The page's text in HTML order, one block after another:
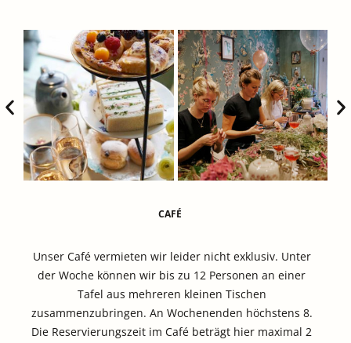
CAFÉ
Unser Café vermieten wir leider nicht exklusiv. Unter
der Woche können wir bis zu 12 Personen an einer
Tafel aus mehreren kleinen Tischen
zusammenzubringen. An Wochenenden höchstens 8.
Die Reservierungszeit im Café beträgt hier maximal 2